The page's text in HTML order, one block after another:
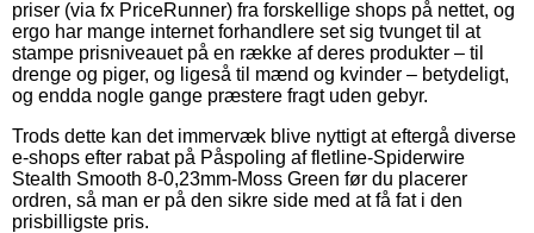
priser (via fx PriceRunner) fra forskellige shops på nettet, og
ergo har mange internet forhandlere set sig tvunget til at
stampe prisniveauet på en række af deres produkter – til
drenge og piger, og ligeså til mænd og kvinder – betydeligt,
og endda nogle gange præstere fragt uden gebyr.
Trods dette kan det immervæk blive nyttigt at eftergå diverse
e-shops efter rabat på Påspoling af fletline-Spiderwire
Stealth Smooth 8-0,23mm-Moss Green før du placerer
ordren, så man er på den sikre side med at få fat i den
prisbilligste pris.